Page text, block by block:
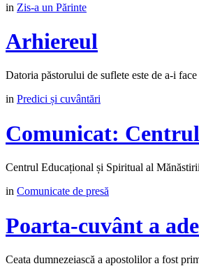
in Zis-a un Părinte
Arhiereul
Datoria păstorului de suflete este de a-i
in Predici și cuvântări
Comunicat:
Centrul Educațional și Spiritual al
in Comunicate de presă
Poarta-cuvânt a
Ceata dumnezeiască a apostolilor a fost